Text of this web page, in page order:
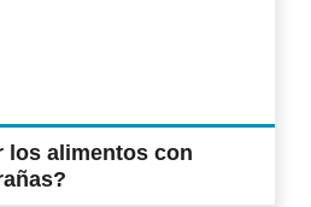
los alimentos con